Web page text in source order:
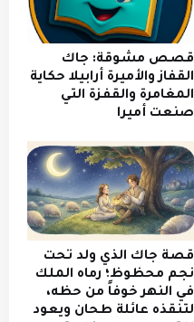
قصص مشوقة: جاك
القفاز والأميرة أرابيلا حكاية
المغامرة والقفزة التي
صنعت أميرا
قصة جاك الذي ولد تحت
نجم محظوظ؛ رماه الملك
في النهر خوفاً من حظه،
لتنقذه عائلة طحان ويعود